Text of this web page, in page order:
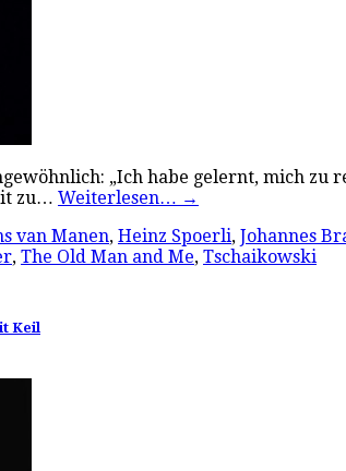
„Ich habe gelernt, mich zu
zu… Weiterlesen… →
van Manen, Heinz Spoerli, Johannes
, The Old Man and Me, Tschaikowski
Keil